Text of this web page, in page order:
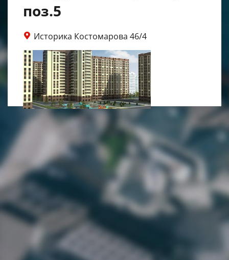
поз.5
Историка Костомарова 46/4